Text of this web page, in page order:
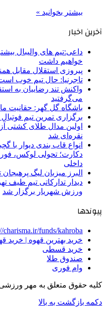
بیشتر بخوانید »
آخرین اخبار
داعی:تیم های والیبال
خواهیم داشت
پیروزی استقلال مقابل
تاجرنیا: حال تیم خوب
واکنش تند رضاییان به
می‌گرفتید
باشگاه گل گهر: حقانیت
برگزاری تمرین تیم
اولین مدال طلای کشتی
نقره‌ای شد
انواع قاب بندی دیوار با
دکارت؛ تحولی لوکس،
داخلی
البرز میزبان لیگ پرهیجان
دیدار تدارکاتی تیم طیف
ورزش شهریار برگزار شد
پیوندها
charisma.ir/funds/kahroba
خرید بهترین قهوه | خرید
خرید قسطی
صندوق طلا
وام فوری
کلیه حقوق متعلق به مهر
دکمه بازگشت به بالا